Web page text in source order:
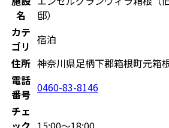
名
邸）
カテ
ゴリ 宿泊
住所 神奈川県足柄下郡箱根町元箱
電話
番号 0460-83-8146
チェ